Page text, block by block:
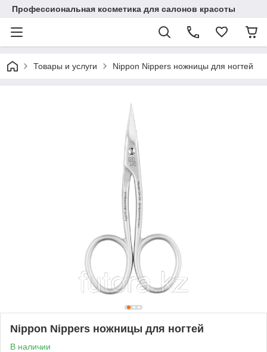
Профессиональная косметика для салонов красоты
Товары и услуги Nippon Nippers ножницы для ногтей
Nippon Nippers ножницы для ногтей
В наличии